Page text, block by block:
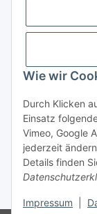
Wie wir
Durch Klicken
Einsatz
Vimeo, Google
jederzeit
Details finden
Impressum
Gesetzliche